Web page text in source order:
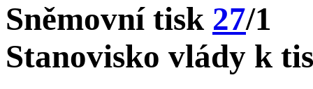
Sněmovní tisk 27/1
Stanovisko vlády k